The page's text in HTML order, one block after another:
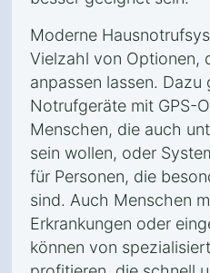
Moderne
Vielzahl von Optionen,
anpassen lassen.
Notrufgeräte mit GPS-
Menschen, die auch
sein wollen, oder
für Personen, die
sind. Auch Menschen
Erkrankungen oder
können von